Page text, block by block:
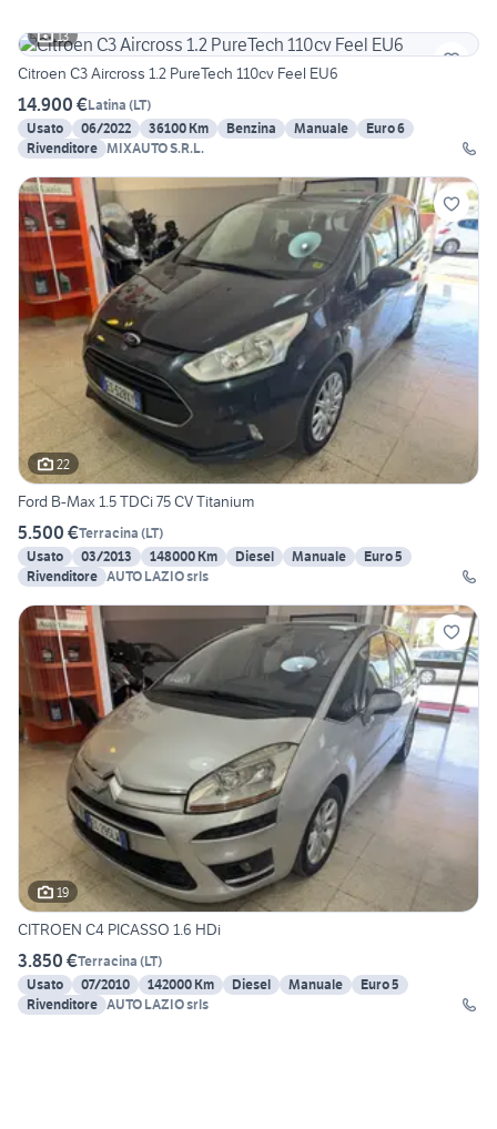
13
Citroen C3 Aircross 1.2 PureTech 110cv Feel EU6
14.900 €Latina (LT)
Usato
06/2022 36100 Km Benzina Manuale
Euro 6
Rivenditore MIXAUTO S.R.L.
22
Ford B-Max 1.5 TDCi 75 CV Titanium
5.500 €Terracina (LT)
Usato
03/2013 148000 Km Diesel Manuale
Euro 5
Rivenditore AUTO LAZIO srls
19
CITROEN C4 PICASSO 1.6 HDi
3.850 €Terracina (LT)
Usato
07/2010 142000 Km Diesel Manuale
Euro 5
Rivenditore AUTO LAZIO srls